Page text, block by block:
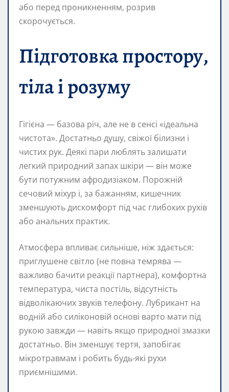
або перед проникненням, розрив
скорочується.
Підготовка простору,
тіла і розуму
Гігієна — базова річ, але не в сенсі «ідеальна
чистота». Достатньо душу, свіжої білизни і
чистих рук. Деякі пари люблять залишати
легкий природний запах шкіри — він може
бути потужним афродизіаком. Порожній
сечовий міхур і, за бажанням, кишечник
зменшують дискомфорт під час глибоких рухів
або анальних практик.
Атмосфера впливає сильніше, ніж здається:
приглушене світло (не повна темрява —
важливо бачити реакції партнера), комфортна
температура, чиста постіль, відсутність
відволікаючих звуків телефону. Лубрикант на
водній або силіконовій основі варто мати під
рукою завжди — навіть якщо природної змазки
достатньо. Він зменшує тертя, запобігає
мікротравмам і робить будь-які рухи
приємнішими.